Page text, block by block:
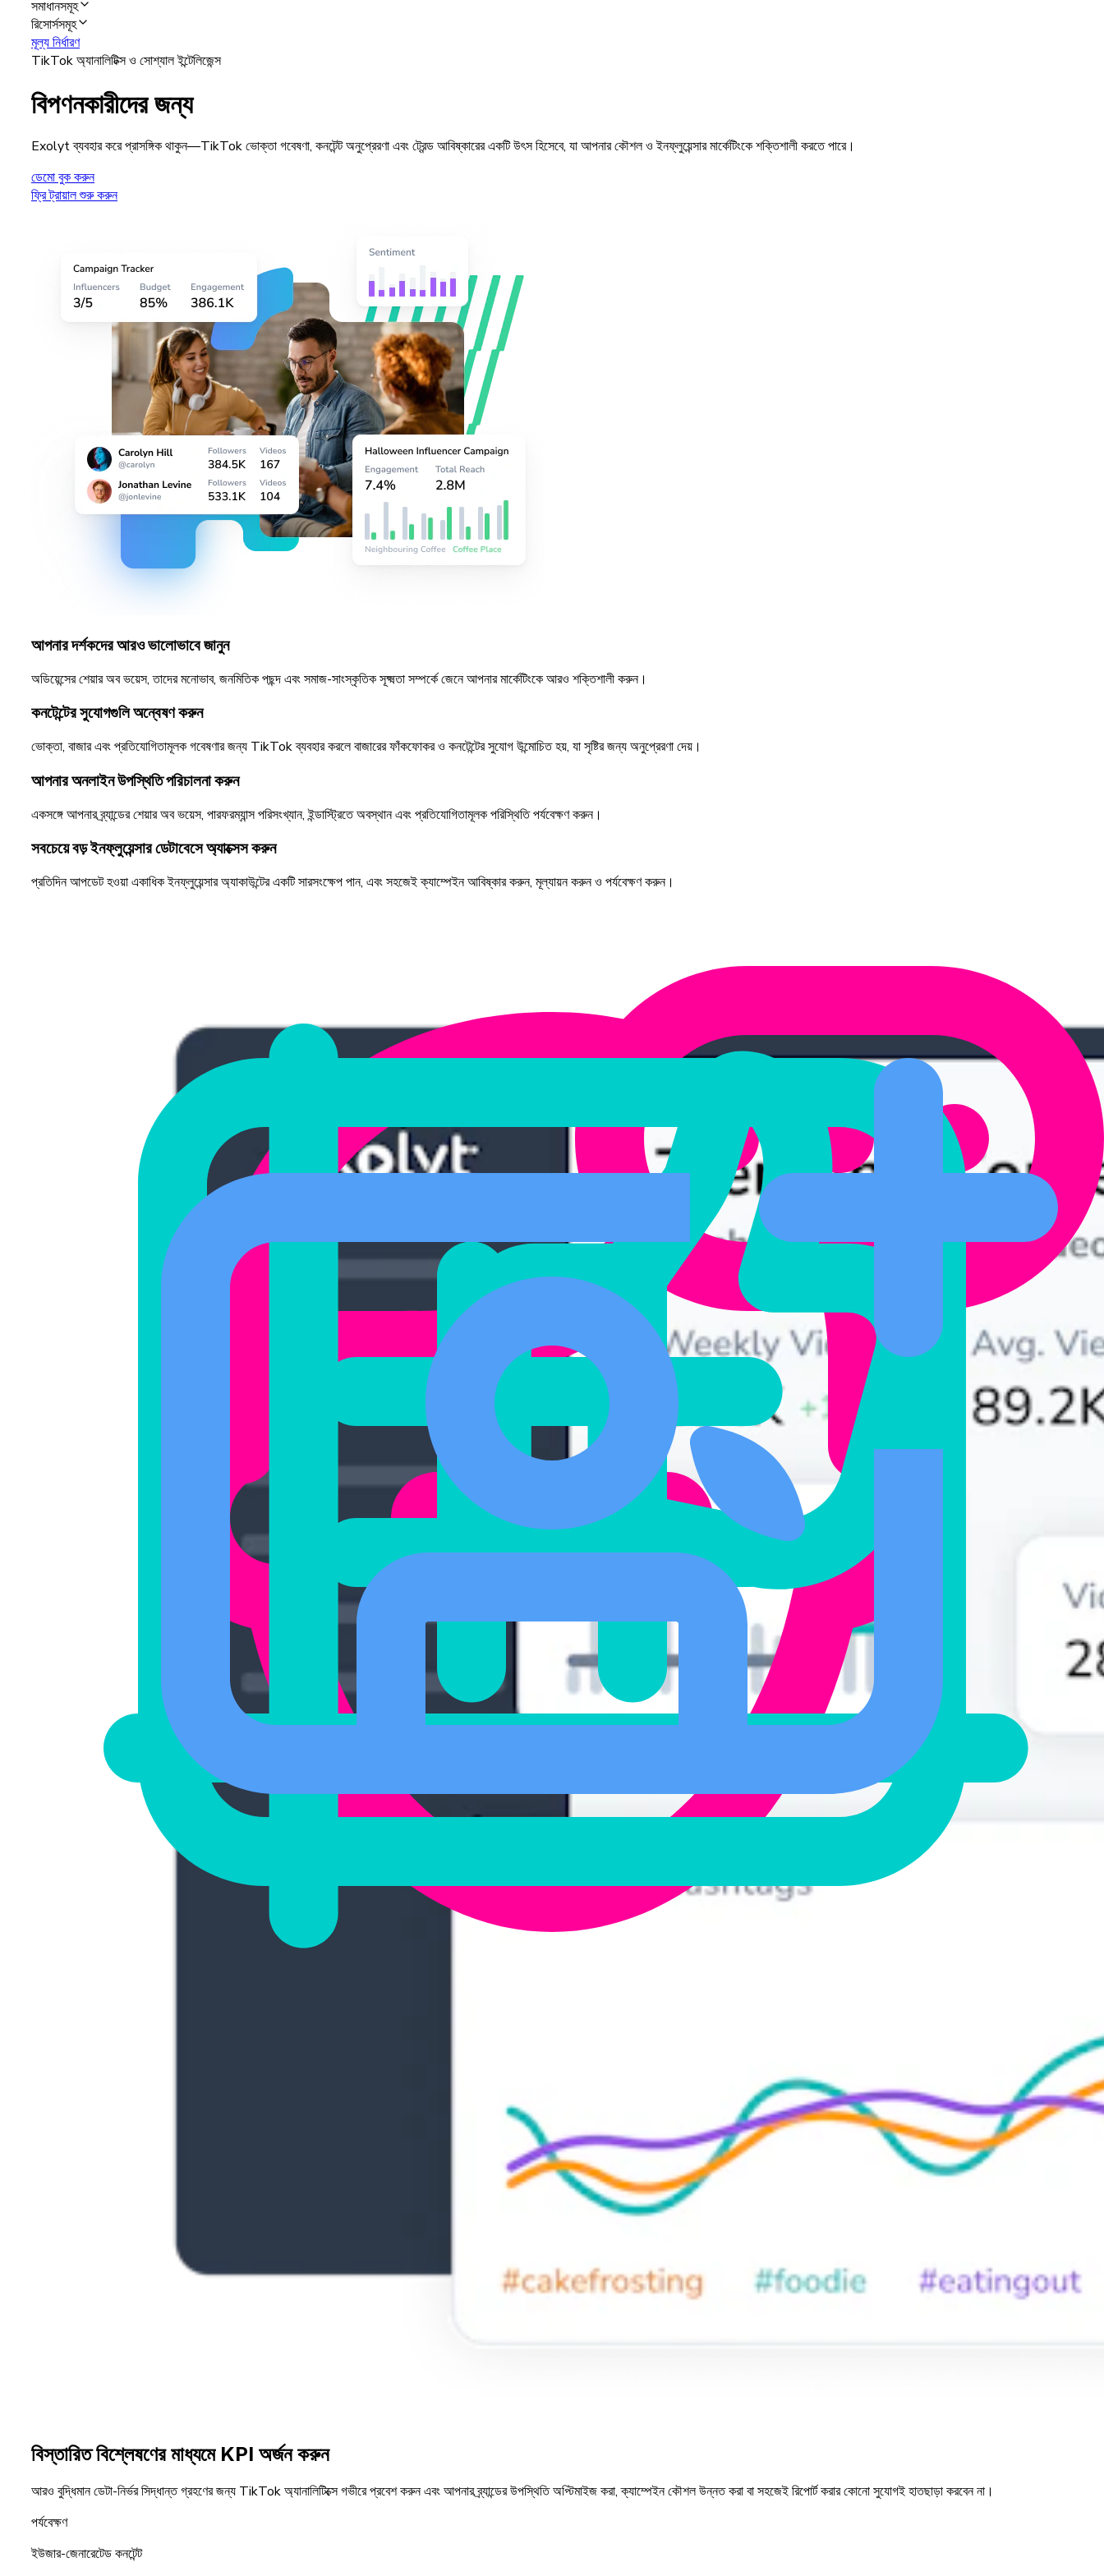
সমাধানসমূহ
রিসোর্সসমূহ
মূল্য নির্ধারণ
TikTok অ্যানালিটিক্স ও সোশ্যাল ইন্টেলিজেন্স
বিপণনকারীদের জন্য
Exolyt ব্যবহার করে প্রাসঙ্গিক থাকুন—TikTok ভোক্তা গবেষণা, কনটেন্ট অনুপ্রেরণা এবং ট্রেন্ড আবিষ্কারের একটি উৎস হিসেবে, যা আপনার কৌশল ও ইনফ্লুয়েন্সার মার্কেটিংকে শক্তিশালী করতে পারে।
ডেমো বুক করুন
ফ্রি ট্রায়াল শুরু করুন
আপনার দর্শকদের আরও ভালোভাবে জানুন
অডিয়েন্সের শেয়ার অব ভয়েস, তাদের মনোভাব, জনমিতিক পছন্দ এবং সমাজ-সাংস্কৃতিক সূক্ষ্মতা সম্পর্কে জেনে আপনার মার্কেটিংকে আরও শক্তিশালী করুন।
কনটেন্টের সুযোগগুলি অন্বেষণ করুন
ভোক্তা, বাজার এবং প্রতিযোগিতামূলক গবেষণার জন্য TikTok ব্যবহার করলে বাজারের ফাঁকফোকর ও কনটেন্টের সুযোগ উন্মোচিত হয়, যা সৃষ্টির জন্য অনুপ্রেরণা দেয়।
আপনার অনলাইন উপস্থিতি পরিচালনা করুন
একসঙ্গে আপনার ব্র্যান্ডের শেয়ার অব ভয়েস, পারফরম্যান্স পরিসংখ্যান, ইন্ডাস্ট্রিতে অবস্থান এবং প্রতিযোগিতামূলক পরিস্থিতি পর্যবেক্ষণ করুন।
সবচেয়ে বড় ইনফ্লুয়েন্সার ডেটাবেসে অ্যাক্সেস করুন
প্রতিদিন আপডেট হওয়া একাধিক ইনফ্লুয়েন্সার অ্যাকাউন্টের একটি সারসংক্ষেপ পান, এবং সহজেই ক্যাম্পেইন আবিষ্কার করুন, মূল্যায়ন করুন ও পর্যবেক্ষণ করুন।
বিস্তারিত বিশ্লেষণের মাধ্যমে KPI অর্জন করুন
আরও বুদ্ধিমান ডেটা-নির্ভর সিদ্ধান্ত গ্রহণের জন্য TikTok অ্যানালিটিক্সে গভীরে প্রবেশ করুন এবং আপনার ব্র্যান্ডের উপস্থিতি অপ্টিমাইজ করা, ক্যাম্পেইন কৌশল উন্নত করা বা সহজেই রিপোর্ট করার কোনো সুযোগই হাতছাড়া করবেন না।
পর্যবেক্ষণ
ইউজার-জেনারেটেড কনটেন্ট